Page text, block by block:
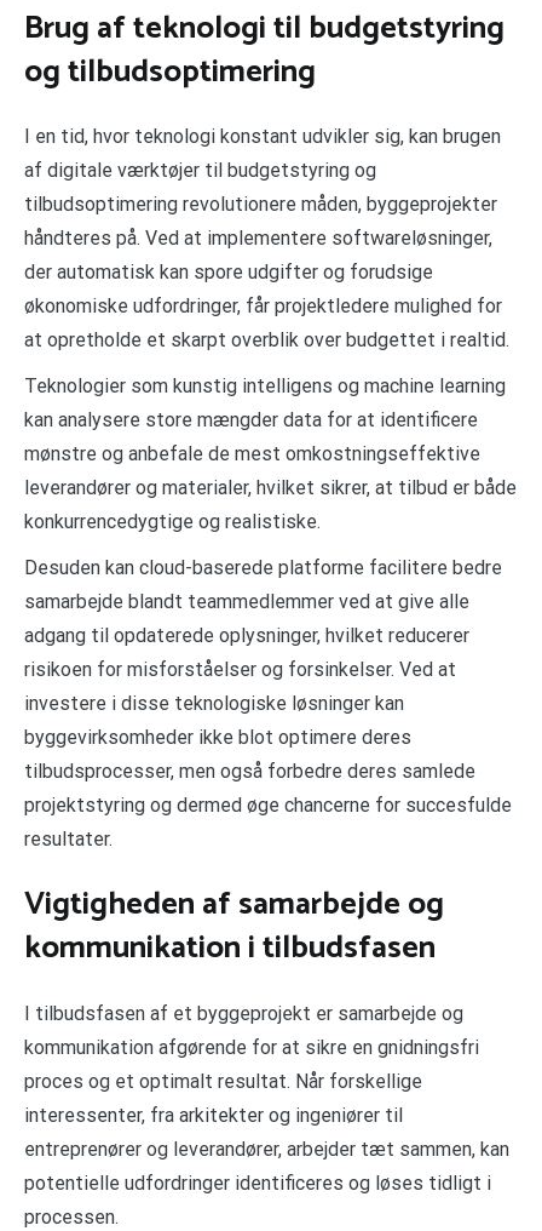
Brug af teknologi til budgetstyring
og tilbudsoptimering
I en tid, hvor teknologi konstant udvikler sig, kan brugen
af digitale værktøjer til budgetstyring og
tilbudsoptimering revolutionere måden, byggeprojekter
håndteres på. Ved at implementere softwareløsninger,
der automatisk kan spore udgifter og forudsige
økonomiske udfordringer, får projektledere mulighed for
at opretholde et skarpt overblik over budgettet i realtid.
Teknologier som kunstig intelligens og machine learning
kan analysere store mængder data for at identificere
mønstre og anbefale de mest omkostningseffektive
leverandører og materialer, hvilket sikrer, at tilbud er både
konkurrencedygtige og realistiske.
Desuden kan cloud-baserede platforme facilitere bedre
samarbejde blandt teammedlemmer ved at give alle
adgang til opdaterede oplysninger, hvilket reducerer
risikoen for misforståelser og forsinkelser. Ved at
investere i disse teknologiske løsninger kan
byggevirksomheder ikke blot optimere deres
tilbudsprocesser, men også forbedre deres samlede
projektstyring og dermed øge chancerne for succesfulde
resultater.
Vigtigheden af samarbejde og
kommunikation i tilbudsfasen
I tilbudsfasen af et byggeprojekt er samarbejde og
kommunikation afgørende for at sikre en gnidningsfri
proces og et optimalt resultat. Når forskellige
interessenter, fra arkitekter og ingeniører til
entreprenører og leverandører, arbejder tæt sammen, kan
potentielle udfordringer identificeres og løses tidligt i
processen.